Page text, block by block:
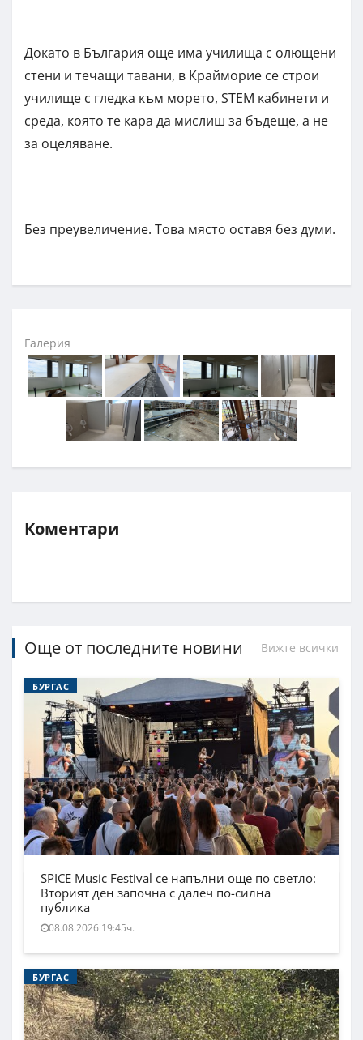
Докато в България още има училища с олющени
стени и течащи тавани, в Крайморие се строи
училище с гледка към морето, STEM кабинети и
среда, която те кара да мислиш за бъдеще, а не
за оцеляване.
Без преувеличение. Това място оставя без думи.
Галерия
Коментари
Още от последните новини Вижте всички
БУРГАС
SPICE Music Festival се напълни още по светло:
Вторият ден започна с далеч по-силна
публика
08.08.2026 19:45ч.
БУРГАС